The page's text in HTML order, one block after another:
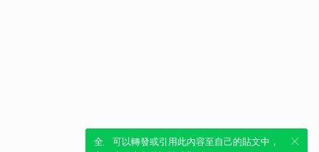
全新體驗！一鍵引用此內容，透過發布貼
可以轉發或引用此內容至自己的貼文中，